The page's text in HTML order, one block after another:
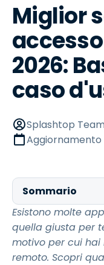
Miglior
2026:
caso
Splashtop
Sommario
Esistono molte
quella giusta per
motivo per cui
remoto. Scopri